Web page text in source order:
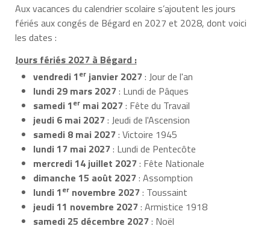
Aux vacances du calendrier scolaire s’ajoutent les jours
fériés aux congés de Bégard en 2027 et 2028, dont voici
les dates :
Jours fériés 2027 à Bégard :
vendredi 1er janvier 2027: Jour de l'an
lundi 29 mars 2027: Lundi de Pâques
samedi 1er mai 2027: Fête du Travail
jeudi 6 mai 2027: Jeudi de l'Ascension
samedi 8 mai 2027: Victoire 1945
lundi 17 mai 2027: Lundi de Pentecôte
mercredi 14 juillet 2027: Fête Nationale
dimanche 15 août 2027: Assomption
lundi 1er novembre 2027: Toussaint
jeudi 11 novembre 2027: Armistice 1918
samedi 25 décembre 2027: Noël